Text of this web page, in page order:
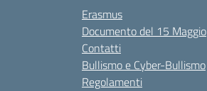
Erasmus
Documento del 15 Maggio
Contatti
Bullismo e Cyber-Bullismo
Regolamenti